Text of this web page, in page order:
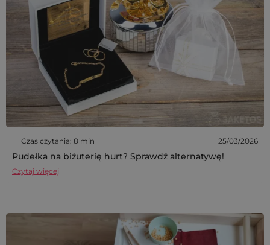
Czas czytania: 8 min 25/03/2026
Pudełka na biżuterię hurt? Sprawdź alternatywę!
Czytaj więcej